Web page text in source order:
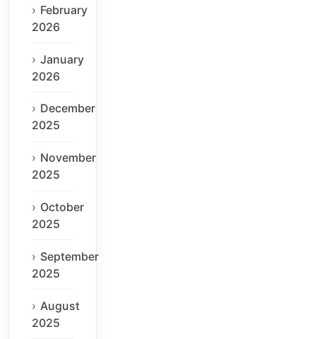
February
2026
January
2026
December
2025
November
2025
October
2025
September
2025
August
2025